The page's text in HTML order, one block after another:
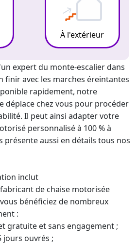
À l'extérieur
expert du monte-escalierdans
finir avec les marches éreintantes
rapidement, notre
déplace chez vous pour procéder
Il peut ainsi adapter votre
personnalisé à 100 % à
présente aussi en détails tous nos
inclut
de chaise motorisée
bénéficiez de nombreux
:
gratuite et sans engagement ;
jours ouvrés ;